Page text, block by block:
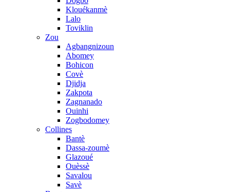
Klouékanmè
Lalo
Toviklin
Zou
Agbangnizoun
Abomey
Bohicon
Covè
Djidja
Zakpota
Zagnanado
Ouinhi
Zogbodomey
Collines
Bantè
Dassa-zoumè
Glazoué
Ouèssè
Savalou
Savè